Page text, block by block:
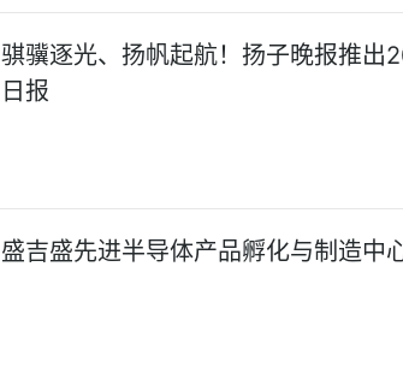
骐骥逐光、扬帆起航！扬子晚报推出
日报
盛吉盛先进半导体产品孵化与制造中